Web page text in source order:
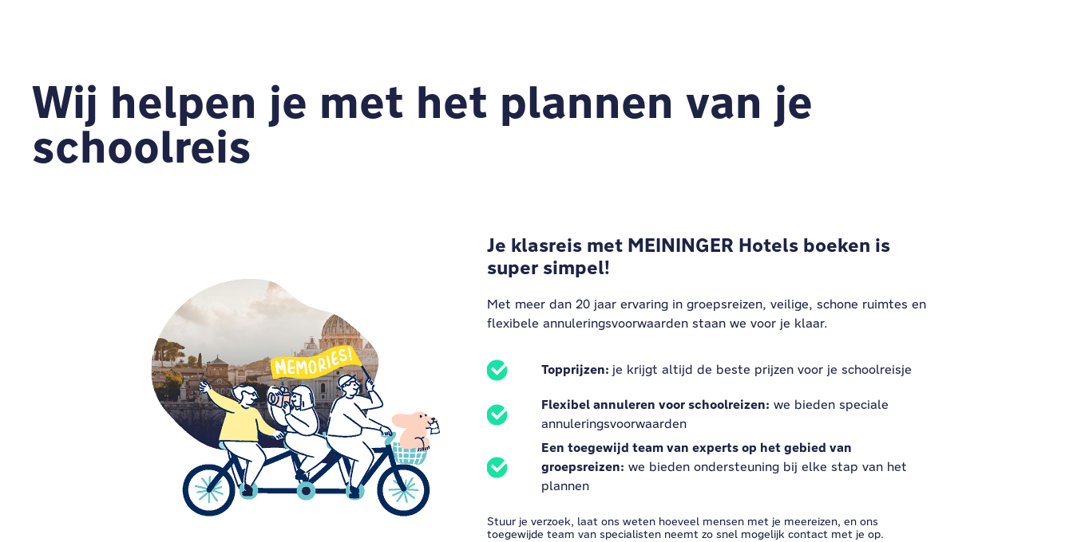
Wij helpen je met het plannen van je
schoolreis
Je klasreis met MEININGER Hotels boeken is
super simpel!
Met meer dan 20 jaar ervaring in groepsreizen, veilige, schone ruimtes en
flexibele annuleringsvoorwaarden staan ​​we voor je klaar.
Topprijzen: je krijgt altijd de beste prijzen voor je schoolreisje
Flexibel annuleren voor schoolreizen: we bieden speciale
annuleringsvoorwaarden
Een toegewijd team van experts op het gebied van
groepsreizen: we bieden ondersteuning bij elke stap van het
plannen
Stuur je verzoek, laat ons weten hoeveel mensen met je meereizen, en ons
toegewijde team van specialisten neemt zo snel mogelijk contact met je op.